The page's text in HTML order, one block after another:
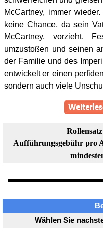
McCartney, immer
keine Chance, da sein
McCartney, vorzieht.
umzustoßen und seinen
der Familie und des
entwickelt er einen
sondern auch viele
Aufführungsgebühr pro
Wählen Sie